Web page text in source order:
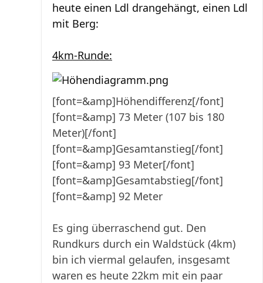
heute einen Ldl drangehängt, einen Ldl
mit Berg:
4km-Runde:
[font=&amp]Höhendifferenz[/font]
[font=&amp] 73 Meter (107 bis 180
Meter)[/font]
[font=&amp]Gesamtanstieg[/font]
[font=&amp] 93 Meter[/font]
[font=&amp]Gesamtabstieg[/font]
[font=&amp] 92 Meter
Es ging überraschend gut. Den
Rundkurs durch ein Waldstück (4km)
bin ich viermal gelaufen, insgesamt
waren es heute 22km mit ein paar